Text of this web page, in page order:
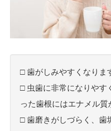
□ 歯がしみやすくなりま
□ 虫歯に非常になりやす
った歯根にはエナメル質
□ 歯磨きがしづらく、歯